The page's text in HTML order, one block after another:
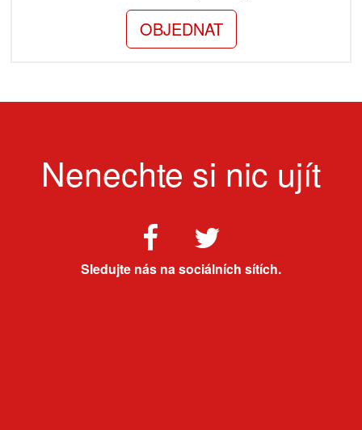
OBJEDNAT
Nenechte si nic ujít
Sledujte nás na sociálních sítích.